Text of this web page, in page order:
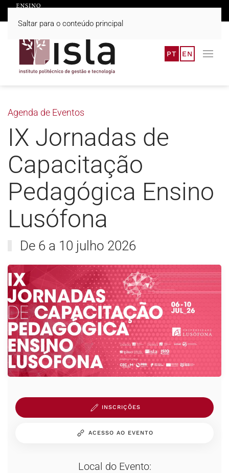
Saltar para o conteúdo principal
PT EN
Agenda de Eventos
IX Jornadas de
Capacitação
Pedagógica Ensino
Lusófona
De 6 a 10 julho 2026
INSCRIÇÕES
ACESSO AO EVENTO
Local do Evento: